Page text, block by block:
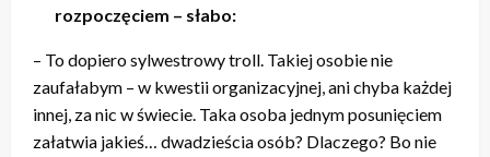
rozpoczęciem – słabo:
– To dopiero sylwestrowy troll. Takiej osobie nie
zaufałabym – w kwestii organizacyjnej, ani chyba każdej
innej, za nic w świecie. Taka osoba jednym posunięciem
załatwia jakieś… dwadzieścia osób? Dlaczego? Bo nie